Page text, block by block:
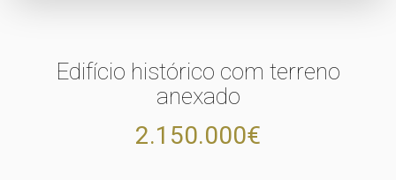
Edifício histórico com terreno
anexado
2.150.000€